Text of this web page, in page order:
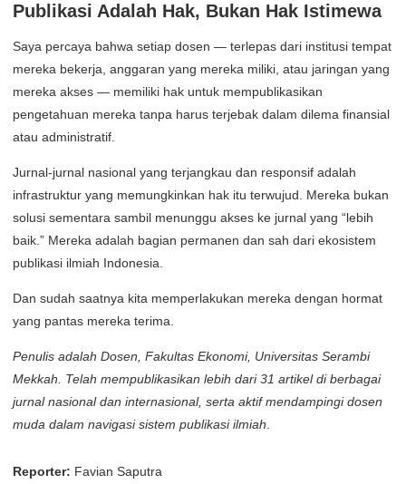
Publikasi Adalah Hak, Bukan Hak Istimewa
Saya percaya bahwa setiap dosen — terlepas dari institusi tempat
mereka bekerja, anggaran yang mereka miliki, atau jaringan yang
mereka akses — memiliki hak untuk mempublikasikan
pengetahuan mereka tanpa harus terjebak dalam dilema finansial
atau administratif.
Jurnal-jurnal nasional yang terjangkau dan responsif adalah
infrastruktur yang memungkinkan hak itu terwujud. Mereka bukan
solusi sementara sambil menunggu akses ke jurnal yang “lebih
baik.” Mereka adalah bagian permanen dan sah dari ekosistem
publikasi ilmiah Indonesia.
Dan sudah saatnya kita memperlakukan mereka dengan hormat
yang pantas mereka terima.
Penulis adalah Dosen, Fakultas Ekonomi, Universitas Serambi
Mekkah. Telah mempublikasikan lebih dari 31 artikel di berbagai
jurnal nasional dan internasional, serta aktif mendampingi dosen
muda dalam navigasi sistem publikasi ilmiah
Reporter: Favian Saputra